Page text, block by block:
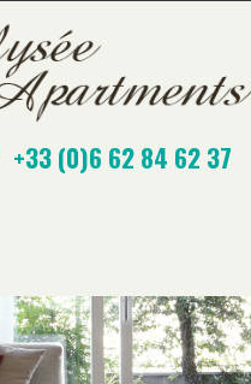
+33 (0)6 62 84 62 37